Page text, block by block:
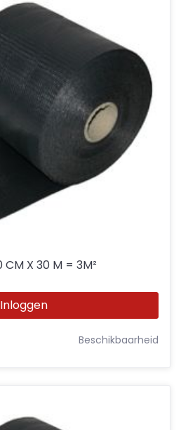
DPC-FOLIE 400MY 10 CM X 30 M = 3M²
Inloggen
Beschikbaarheid